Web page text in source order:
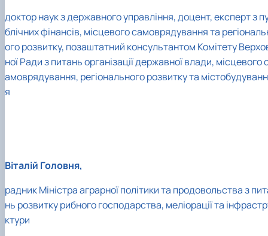
доктор наук з державного управління, доцент, експерт з
блічних фінансів, місцевого самоврядування та
ого розвитку, позаштатний консультантом Комітету
ної Ради з питань організації державної влади, місцевого
амоврядування, регіонального розвитку та містобудуванн
я
Віталій Головня,
радник Міністра аграрної політики та продовольства з
нь розвитку рибного господарства, меліорації та
ктури